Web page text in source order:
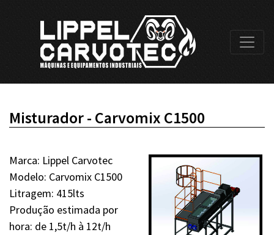
Misturador - Carvomix C1500
Marca: Lippel Carvotec
Modelo: Carvomix C1500
Litragem: 415lts
Produção estimada por
hora: de 1,5t/h à 12t/h